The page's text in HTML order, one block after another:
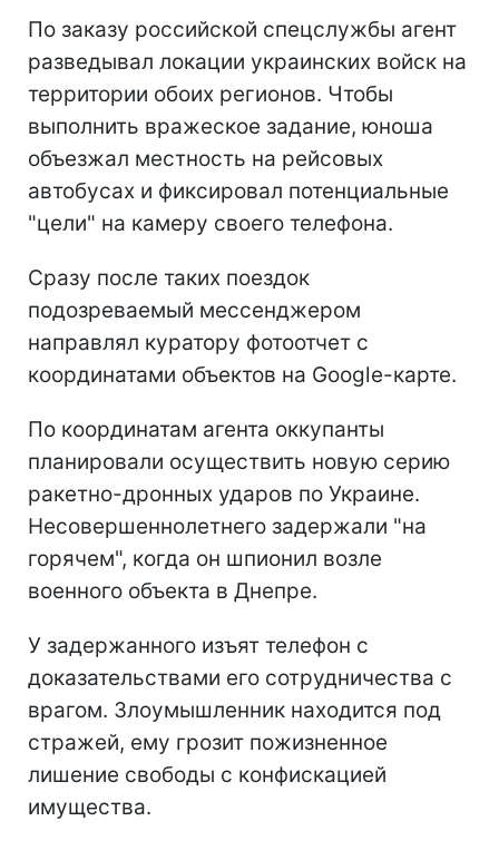
По заказу российской спецслужбы агент
разведывал локации украинских войск на
территории обоих регионов. Чтобы
выполнить вражеское задание, юноша
объезжал местность на рейсовых
автобусах и фиксировал потенциальные
"цели" на камеру своего телефона.
Сразу после таких поездок
подозреваемый мессенджером
направлял куратору фотоотчет с
координатами объектов на Google-карте.
По координатам агента оккупанты
планировали осуществить новую серию
ракетно-дронных ударов по Украине.
Несовершеннолетнего задержали "на
горячем", когда он шпионил возле
военного объекта в Днепре.
У задержанного изъят телефон с
доказательствами его сотрудничества с
врагом. Злоумышленник находится под
стражей, ему грозит пожизненное
лишение свободы с конфискацией
имущества.